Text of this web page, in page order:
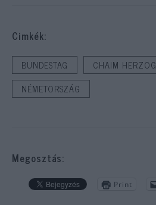
Cimkék:
BUNDESTAG
CHAIM HERZOG
NÉMETORSZÁG
Megosztás:
Print